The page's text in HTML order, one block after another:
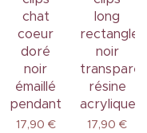
chat
coeur
doré
noir
émaillé
pendant
17,90 €
long
rectangle
noir
transparent
résine
acrylique
17,90 €